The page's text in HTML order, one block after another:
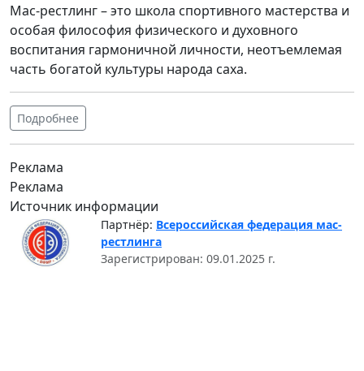
Мас-рестлинг – это школа спортивного мастерства и
особая философия физического и духовного
воспитания гармоничной личности, неотъемлемая
часть богатой культуры народа саха.
Подробнее
Реклама
Реклама
Источник информации
Партнёр: Всероссийская федерация мас-
рестлинга
Зарегистрирован: 09.01.2025 г.